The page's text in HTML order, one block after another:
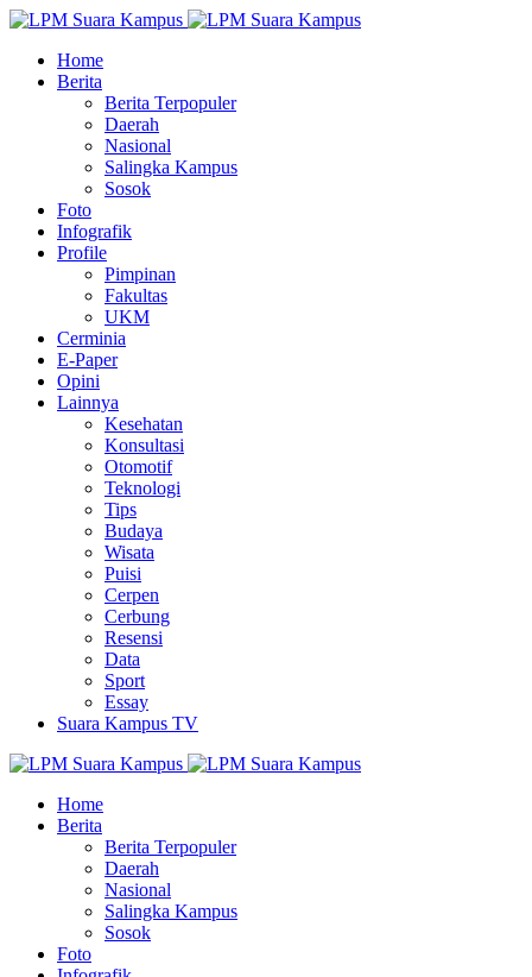
Home
Berita
Berita Terpopuler
Daerah
Nasional
Salingka Kampus
Sosok
Foto
Infografik
Profile
Pimpinan
Fakultas
UKM
Cerminia
E-Paper
Opini
Lainnya
Kesehatan
Konsultasi
Otomotif
Teknologi
Tips
Budaya
Wisata
Puisi
Cerpen
Cerbung
Resensi
Data
Sport
Essay
Suara Kampus TV
Home
Berita
Berita Terpopuler
Daerah
Nasional
Salingka Kampus
Sosok
Foto